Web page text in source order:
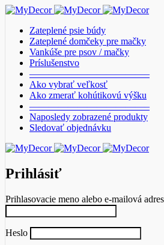
Zateplené psie búdy
Zateplené domčeky pre mačky
Vankúše pre psov / mačky
Príslušenstvo
————————————–
Ako vybrať veľkosť
Ako zmerať kohútikovú výšku
————————————–
Naposledy zobrazené produkty
Sledovať objednávku
Prihlásiť
Prihlasovacie meno alebo e-mailová
Heslo